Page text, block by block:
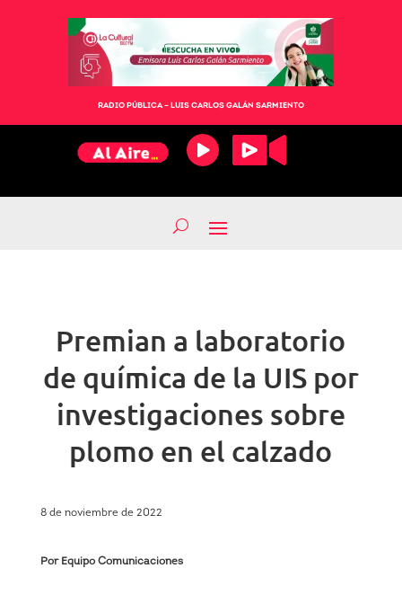
RADIO PÚBLICA – LUIS CARLOS GALÁN SARMIENTO
Premian a laboratorio
de química de la UIS por
investigaciones sobre
plomo en el calzado
8 de noviembre de 2022
Por Equipo Comunicaciones